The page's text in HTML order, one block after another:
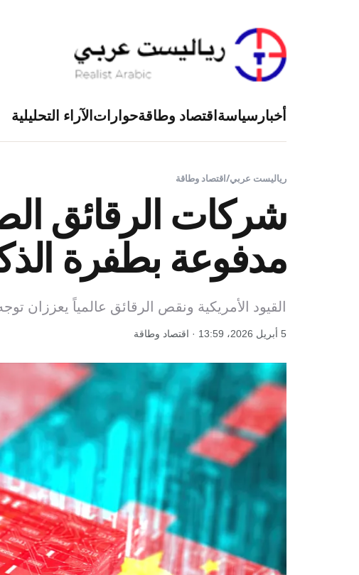
أخبار سياسةاقتصاد وطاقةحواراتالآراء التحليلية
رياليست عربي/اقتصاد وطاقة
شركات الرقائق
مدفوعة بطفرة
القيود الأمريكية ونقص الرقائق عالمياً يعززان
5 أبريل 2026، 13:59 · اقتصاد وطاقة